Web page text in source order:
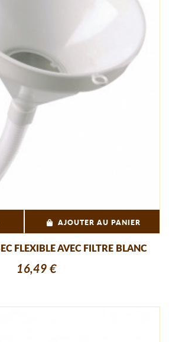
AJOUTER AU PANIER
FLEXIBLE AVEC FILTRE BLANC
16,49 €